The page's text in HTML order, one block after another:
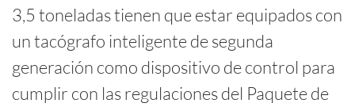
3,5 toneladas tienen que estar equipados con
un tacógrafo inteligente de segunda
generación como dispositivo de control para
cumplir con las regulaciones del Paquete de